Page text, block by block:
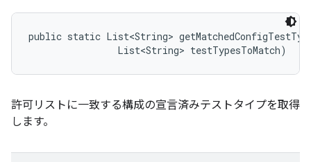
public static List<String>
                List<String> testTypesToMatch)
許可リストに一致する構成の宣言済みテストタイプを取得
します。